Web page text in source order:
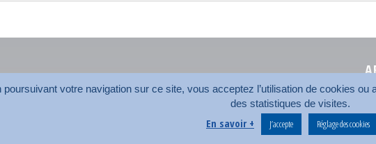
Plan du
poursuivant votre navigation sur ce site, vous acceptez l’utilisation de cookies
des statistiques de visites.
En savoir + J’accepte Réglage des cookies